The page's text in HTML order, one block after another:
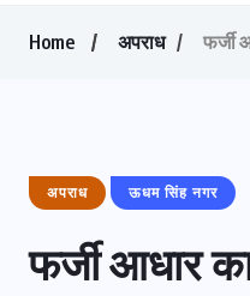
Home अपराध फर्जी
अपराध ऊधम सिंह नगर
फर्जी आधार